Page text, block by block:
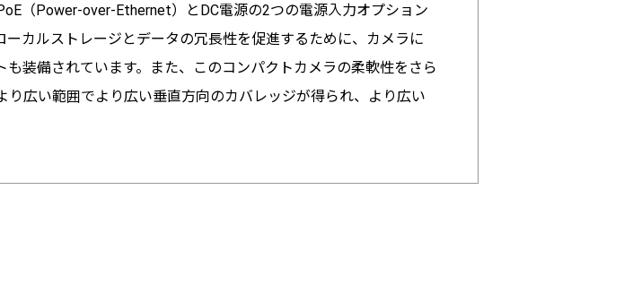
（Power-over-Ethernet）とDC電源の2つの電源入力オプション
カルストレージとデータの冗長性を促進するために、カメラに
装備されています。また、このコンパクトカメラの柔軟性をさら
広い範囲でより広い垂直方向のカバレッジが得られ、より広い